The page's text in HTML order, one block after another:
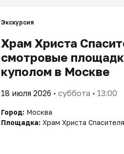
Экскурсия
Храм Христа
смотровые
куполом в Москве
18 июля 2026 • суббота • 13:00
Город: Москва
Площадка: Храм Христа Спасителя